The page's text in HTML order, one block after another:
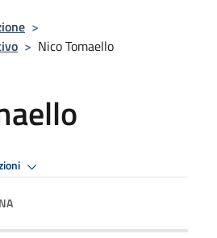
>
> Nico Tomaello